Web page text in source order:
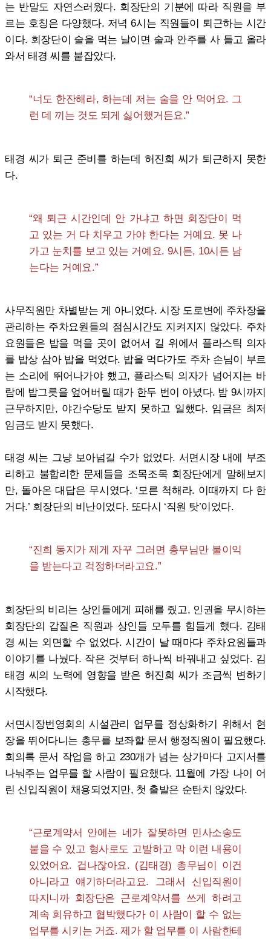
는 반말도 자연스러웠다. 회장단의 기분에 따라 직원을 부
르는 호칭은 다양했다. 저녁 6시는 직원들이 퇴근하는 시간
이다. 회장단이 술을 먹는 날이면 술과 안주를 사 들고 올라
와서 태경 씨를 붙잡았다.
“너도 한잔해라, 하는데 저는 술을 안 먹어요. 그
런 데 끼는 것도 되게 싫어했거든요.”
태경 씨가 퇴근 준비를 하는데 허진희 씨가 퇴근하지 못한
다.
“왜 퇴근 시간인데 안 가냐고 하면 회장단이 먹
고 있는 거 다 치우고 가야 한다는 거예요. 못 나
가고 눈치를 보고 있는 거예요. 9시든, 10시든 남
는다는 거예요.”
사무직원만 차별받는 게 아니었다. 시장 도로변에 주차장을
관리하는 주차요원들의 점심시간도 지켜지지 않았다. 주차
요원들은 밥을 먹을 곳이 없어서 길 위에서 플라스틱 의자
를 밥상 삼아 밥을 먹었다. 밥을 먹다가도 주차 손님이 부르
는 소리에 뛰어나가야 했고, 플라스틱 의자가 넘어지는 바
람에 밥그릇을 엎어버릴 때가 한두 번이 아녔다. 밤 9시까지
근무하지만, 야간수당도 받지 못하고 일했다. 임금은 최저
임금도 받지 못했다.
태경 씨는 그냥 보아넘길 수가 없었다. 서면시장 내에 부조
리하고 불합리한 문제들을 조목조목 회장단에게 말해보지
만, 돌아온 대답은 무시였다. ‘모른 척해라. 이때까지 다 한
거다.’ 회장단의 비난이었다. 또다시 ‘직원 탓’이었다.
“진희 동지가 제게 자꾸 그러면 총무님만 불이익
을 받는다고 걱정하더라고요.”
회장단의 비리는 상인들에게 피해를 줬고, 인권을 무시하는
회장단의 갑질은 직원과 상인들 모두를 힘들게 했다. 김태
경 씨는 외면할 수 없었다. 시간이 날 때마다 주차요원들과
이야기를 나눴다. 작은 것부터 하나씩 바꿔내고 싶었다. 김
태경 씨의 노력에 영향을 받은 허진희 씨가 조금씩 변하기
시작했다.
서면시장번영회의 시설관리 업무를 정상화하기 위해서 현
장을 뛰어다니는 총무를 보좌할 문서 행정직원이 필요했다.
회의록 문서 작업을 하고 230개가 넘는 상가마다 고지서를
나눠주는 업무를 할 사람이 필요했다. 11월에 가장 나이 어
린 신입직원이 채용되었지만, 첫 출발은 순탄치 않았다.
“근로계약서 안에는 네가 잘못하면 민사소송도
붙을 수 있고 형사로도 고발하고 막 이런 내용이
있었어요. 겁나잖아요. (김태경) 총무님이 이건
아니라고 얘기하더라고요. 그래서 신입직원이
따지니까 회장단은 근로계약서를 쓰게 하려고
계속 회유하고 협박했다가 이 사람이 할 수 없는
업무를 시키는 거죠. 제가 할 업무를 이 사람한테